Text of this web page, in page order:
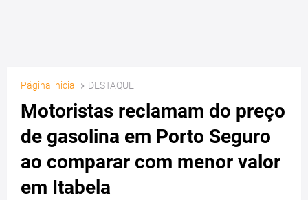
Página inicial DESTAQUE
Motoristas reclamam do preço
de gasolina em Porto Seguro
ao comparar com menor valor
em Itabela